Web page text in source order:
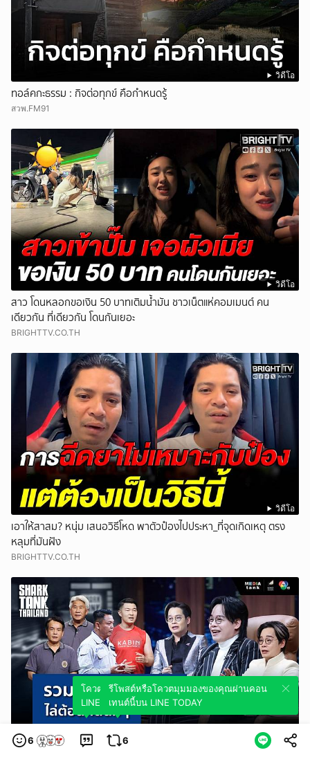
วิดีโอ
ทอล์คกะธรรม : กิจต่อทุกข์ คือกำหนดรู้
สวพ.FM91
วิดีโอ
สาว โดนหลอกขอเงิน 50 บาทเติมน้ำมัน ชาวเน็ตแห่คอมเมนต์ คน
เดียวกัน ที่เดียวกัน โดนกันเยอะ
BRIGHTTV.CO.TH
วิดีโอ
เอาให้สาสม? หนุ่ม เสนอวิธีโหด พาตัวป๋องไปประหา_ที่จุดเกิดเหตุ ตรง
หลุมที่มันฝัง
BRIGHTTV.CO.TH
วิดีโอ
รวมซีนชาร์คหนึ่งไล่ต้อนกัดนิ่มๆ | Shark Tank Re_Scene_EP.72
6
โควตมุมมองของคุณผ่านคอนเทนต์นี้บน
LINE TODAY
6
รีโพสต์หรือโควตมุมมองของคุณผ่านคอน
เทนต์นี้บน LINE TODAY